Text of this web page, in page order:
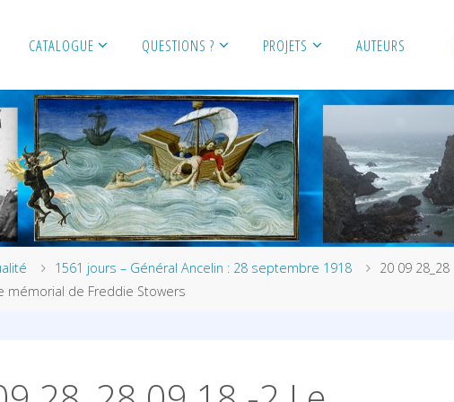
CATALOGUE QUESTIONS ? PROJETS AUTEURS
1561 jours – Général Ancelin : 28 septembre 1918
20 09 28_28
mémorial de Freddie Stowers